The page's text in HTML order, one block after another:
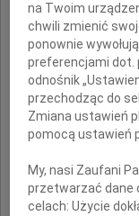
na Twoim
chwili zmienić
ponownie
preferencjami dot.
odnośnik
przechodząc do
Zmiana ustawień
pomocą ustawień
My, nasi Zaufani
przetwarzać dane
celach:Użycie